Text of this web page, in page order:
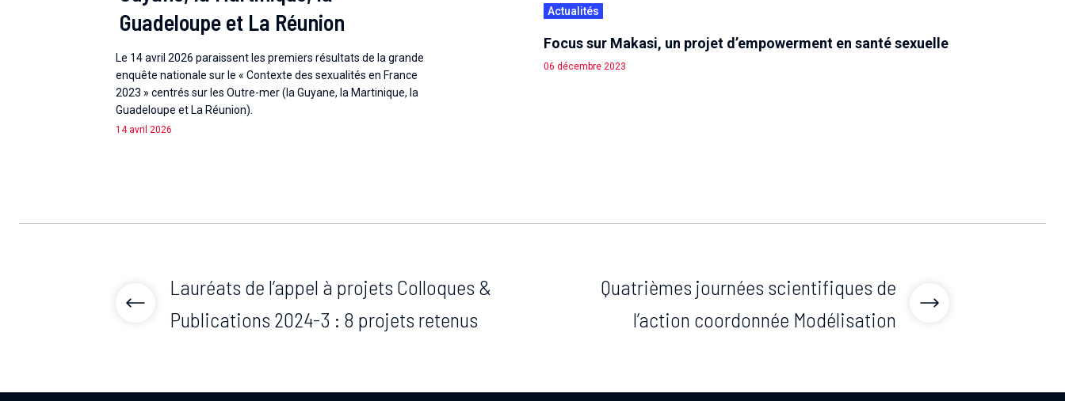
Guadeloupe et La Réunion
Le 14 avril 2026 paraissent les premiers résultats de la grande
enquête nationale sur le « Contexte des sexualités en France
2023 » centrés sur les Outre-mer (la Guyane, la Martinique, la
Guadeloupe et La Réunion).
14 avril 2026
Actualités
Focus sur Makasi, un projet d’empowerment en santé sexuelle
06 décembre 2023
Lauréats de l’appel à projets Colloques &
Publications 2024-3 : 8 projets retenus
Quatrièmes journées scientifiques de
l’action coordonnée Modélisation